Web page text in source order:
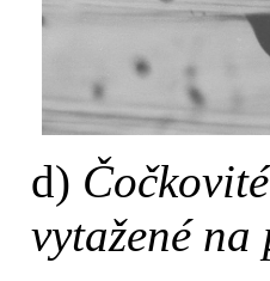
d)
vytažené